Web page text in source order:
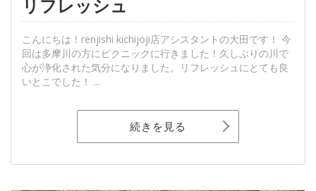
リフレッシュ
こんにちは！renjishi kichijoji店アシスタントの大田です！ 今
回は多摩川の方にピクニックに行きました！久しぶりの川で
心が浄化された気分になりました。リフレッシュにとても良
いとこでした！ ...
続きを見る